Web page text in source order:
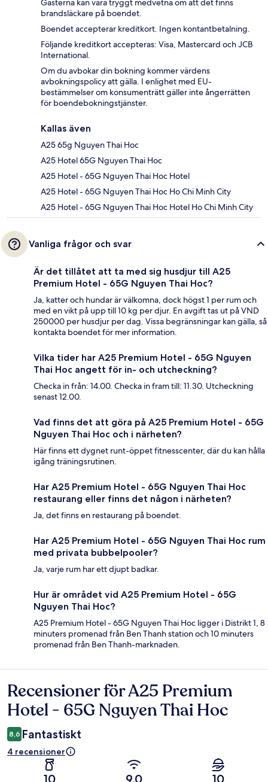
Gästerna kan vara tryggt medvetna om att det finns
brandsläckare på boendet.
Boendet accepterar kreditkort. Ingen kontantbetalning.
Följande kreditkort accepteras: Visa, Mastercard och JCB
International.
Om du avbokar din bokning kommer värdens
avbokningspolicy att gälla. I enlighet med EU-
bestämmelser om konsumenträtt gäller inte ångerrätten
för boendebokningstjänster.
Kallas även
A25 65g Nguyen Thai Hoc
A25 Hotel 65G Nguyen Thai Hoc
A25 Hotel - 65G Nguyen Thai Hoc Hotel
A25 Hotel - 65G Nguyen Thai Hoc Ho Chi Minh City
A25 Hotel - 65G Nguyen Thai Hoc Hotel Ho Chi Minh City
Vanliga frågor och svar
Är det tillåtet att ta med sig husdjur till A25
Premium Hotel - 65G Nguyen Thai Hoc?
Ja, katter och hundar är välkomna, dock högst 1 per rum och
med en vikt på upp till 10 kg per djur. En avgift tas ut på VND
250000 per husdjur per dag. Vissa begränsningar kan gälla, så
kontakta boendet för mer information.
Vilka tider har A25 Premium Hotel - 65G Nguyen
Thai Hoc angett för in- och utcheckning?
Checka in från: 14.00. Checka in fram till: 11.30. Utcheckning
senast 12.00.
Vad finns det att göra på A25 Premium Hotel - 65G
Nguyen Thai Hoc och i närheten?
Här finns ett dygnet runt-öppet fitnesscenter, där du kan hålla
igång träningsrutinen.
Har A25 Premium Hotel - 65G Nguyen Thai Hoc
restaurang eller finns det någon i närheten?
Ja, det finns en restaurang på boendet.
Har A25 Premium Hotel - 65G Nguyen Thai Hoc rum
med privata bubbelpooler?
Ja, varje rum har ett djupt badkar.
Hur är området vid A25 Premium Hotel - 65G
Nguyen Thai Hoc?
A25 Premium Hotel - 65G Nguyen Thai Hoc ligger i Distrikt 1, 8
minuters promenad från Ben Thanh station och 10 minuters
promenad från Ben Thanh-marknaden.
Recensioner
Recensioner för A25 Premium
Hotel - 65G Nguyen Thai Hoc
8,6 Fantastiskt
4 recensioner